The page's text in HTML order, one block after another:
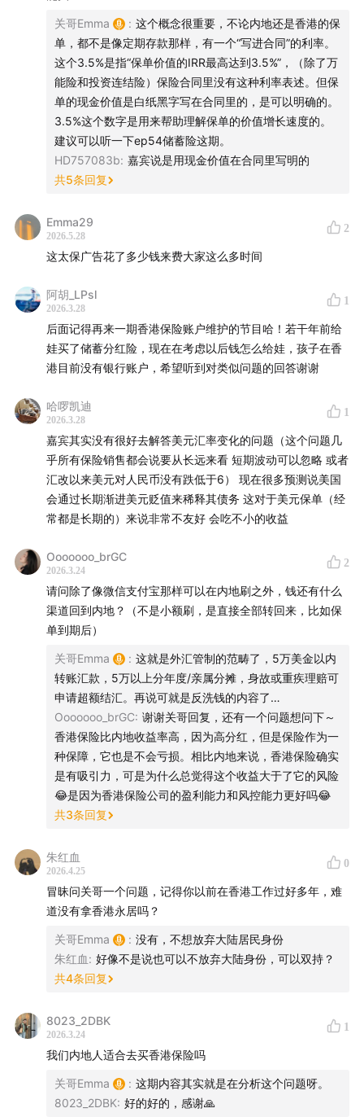
太保香港的差异化服务，不只体现在细节当中
Part 3 个体从业者的感受与建议
从内地到香港，从业习惯有哪些变化？
作为从业者，个人配置做了哪些调整？
见惯风浪的香港本地人反而更偏爱确定性？
63:47 给对香港保险感兴趣的听众的一些建议：
先规划未来生活，考虑场景，确定资金需求
从三个层次认知香港保险：香港、美元、配置
定能拿到的部分现金价值比例较低，平均0.5%左右（保证收
益）。分红占比很高，长期收益率最高6.5%（不保证收
益）。
目前主要客户人群是高知人群，高净值人群/超高净值人群、
中产人群。学习能力、对复杂问题的解决能力更强一些。
「✅香港保险 - 监管」
弱监管、强自律的一种监管模式。
财务安全（偿付能力）：保险公司的风险承受能力，是否和
公平性原则：非常看重对投保人的保护。不能有销售误导，
一旦有实证，销售人员最重是犯罪。
除此之外，在产品设计、功能、投资回报上，没有特别严格
中资国有的保险公司，是社会稳定器的角色。
中资保险公司在香港，更懂内地客户的需求。
选产品，背后是选公司。
「✅迭代」
2.0时代，2023年口罩之后，围绕着保险产品本身，在收益
以外增加了功能上的变化。
3.0时代，不仅给客户提供产品/收益/功能。还提供了在保单
之外的未来的解决方案，打造一个生态。
「✅确定性」
香港市场很成熟，香港本地的客户，对于预期收益不是很看
重，反而更认可确定性，因为真的是稀缺。
内地客户，过去房地产市场带来的红利、投资的收益，对于
更高收益还是有期待。
不是产品的优劣，而是和你的需求错配。你的需求和预期，
更适合哪类产品。
出生率下降，未来中青年人群会越来越少。
老年人是储蓄型的经济，中青年才是消费型和信贷型的经
济。意味着未来越来越多的钱会存在银行，短时间不能解决
的，所以低利率时代会让确定性的产品越来越稀缺。
「✅建议」
1）先规划未来生活
考虑场景，确定资金需求。匹配自己的人生周期。
人生周期表：用钱，都是为了人生的一些场景。规划这笔钱
么状态。
时间段和不同的对象身上。“什么时候”“谁”来花这笔钱，花
“多少”钱。
2）认知香港保险
香港：成熟的法律环境，连接全球的金融市场，全世界的金
融中心；
币里占60%，人民币是2%~3%；
资产配置：配置这个资产，要解决未来的问题，跨地域、跨
货币，对冲风险。
鸡蛋不要放在一个篮子里，篮子不要放在一个货架上，货架
不要放在一个超市里。
关哥Emma : 这个概念很重要，不论内地还是香港的保
单，都不是像定期存款那样，有一个“写进合同”的利率。
这个3.5%是指“保单价值的IRR最高达到3.5%”，（除了万
能险和投资连结险）保险合同里没有这种利率表述。但保
单的现金价值是白纸黑字写在合同里的，是可以明确的。
3.5%这个数字是用来帮助理解保单的价值增长速度的。
建议可以听一下ep54储蓄险这期。
HD757083b: 嘉宾说是用现金价值在合同里写明的
共5条回复
Emma29
2026.5.28
2
这太保广告花了多少钱来费大家这么多时间
阿胡_LPsl
2026.3.28
1
后面记得再来一期香港保险账户维护的节目哈！若干年前给
娃买了储蓄分红险，现在在考虑以后钱怎么给娃，孩子在香
港目前没有银行账户，希望听到对类似问题的回答谢谢
哈啰凯迪
2026.3.28
1
嘉宾其实没有很好去解答美元汇率变化的问题（这个问题几
乎所有保险销售都会说要从长远来看 短期波动可以忽略 或者
汇改以来美元对人民币没有跌低于6） 现在很多预测说美国
会通过长期渐进美元贬值来稀释其债务 这对于美元保单（经
常都是长期的）来说非常不友好 会吃不小的收益
Ooooooo_brGC
2026.3.24
2
请问除了像微信支付宝那样可以在内地刷之外，钱还有什么
渠道回到内地？（不是小额刷，是直接全部转回来，比如保
单到期后）
关哥Emma : 这就是外汇管制的范畴了，5万美金以内
转账汇款，5万以上分年度/亲属分摊，身故或重疾理赔可
申请超额结汇。再说可就是反洗钱的内容了…
Ooooooo_brGC: 谢谢关哥回复，还有一个问题想问下～
香港保险比内地收益率高，因为高分红，但是保险作为一
种保障，它也是不会亏损。相比内地来说，香港保险确实
是有吸引力，可是为什么总觉得这个收益大于了它的风险
😂是因为香港保险公司的盈利能力和风控能力更好吗😂
共3条回复
朱红血
2026.4.25
0
冒昧问关哥一个问题，记得你以前在香港工作过好多年，难
道没有拿香港永居吗？
关哥Emma : 没有，不想放弃大陆居民身份
朱红血: 好像不是说也可以不放弃大陆身份，可以双持？
共4条回复
8023_2DBK
2026.3.24
1
我们内地人适合去买香港保险吗
关哥Emma : 这期内容其实就是在分析这个问题呀。
8023_2DBK: 好的好的，感谢🙏